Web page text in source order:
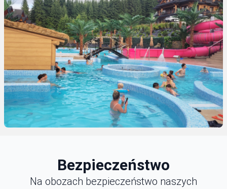
Bezpieczeństwo
Na obozach bezpieczeństwo naszych